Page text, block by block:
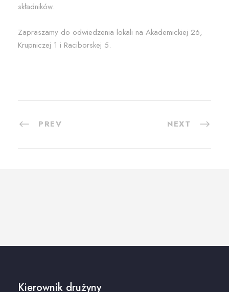
składników.
Zapraszamy do odwiedzenia lokali na Akademickiej 26,
Krupniczej 1 i Raciborskej 5.
PREV NEXT
Kierownik drużyny